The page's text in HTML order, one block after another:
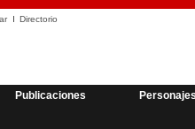
Directorio
Publicaciones
Personajes